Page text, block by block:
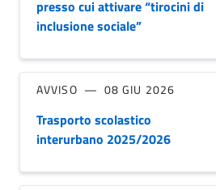
presso cui attivare “tirocini di
inclusione sociale”
AVVISO 08 GIU 2026
Trasporto scolastico
interurbano 2025/2026